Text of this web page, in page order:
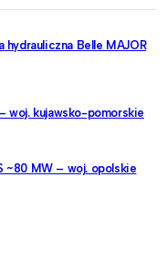
Belle MAJOR
woj. kujawsko-pomorskie
~80 MW – woj. opolskie